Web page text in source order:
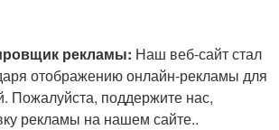
рекламы: Наш веб-сайт стал
отображению онлайн-рекламы для
Пожалуйста, поддержите нас,
рекламы на нашем сайте..